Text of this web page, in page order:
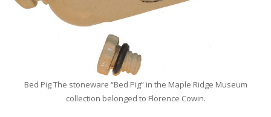
Bed PigThe stoneware “Bed Pig” in the Maple Ridge Museum
collection belonged to Florence Cowin.